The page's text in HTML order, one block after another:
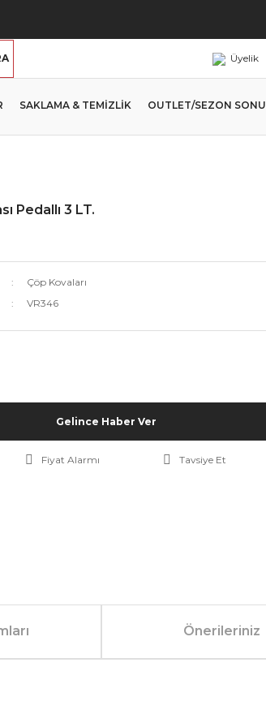
Üyelik
SAKLAMA & TEMİZLİK OUTLET/SEZON SONU
Pedallı 3 LT.
Çöp Kovaları
VR346
Gelince Haber Ver
Fiyat Alarmı Tavsiye Et
Önerileriniz